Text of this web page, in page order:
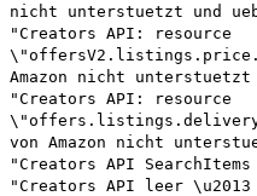
nicht unterstuetzt und
"Creators API: resource
Amazon nicht unterstuetzt
"Creators API: resource
von Amazon nicht
"Creators API
"Creators API leer \u2013